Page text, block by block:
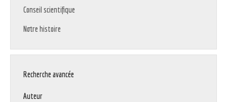
Conseil scientifique
Notre histoire
Recherche avancée
Auteur